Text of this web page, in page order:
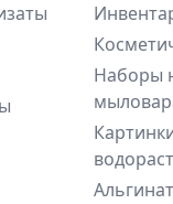
Наборы